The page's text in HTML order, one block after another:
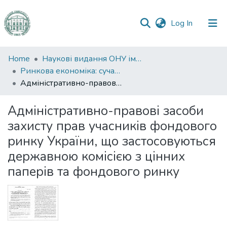
Log In (current)
Communities
&
Collections
Statistics
Home
Наукові видання ОНУ імені І. І. Мечникова
Ринкова економіка: сучасна теорія і практика управління
Адміністративно-правові засоби захисту прав учасників фондового ринку України, що застосовуються державною комісією з цінних паперів та фондового ринку
Адміністративно-правові засоби
захисту прав учасників фондового
ринку України, що застосовуються
державною комісією з цінних
паперів та фондового ринку